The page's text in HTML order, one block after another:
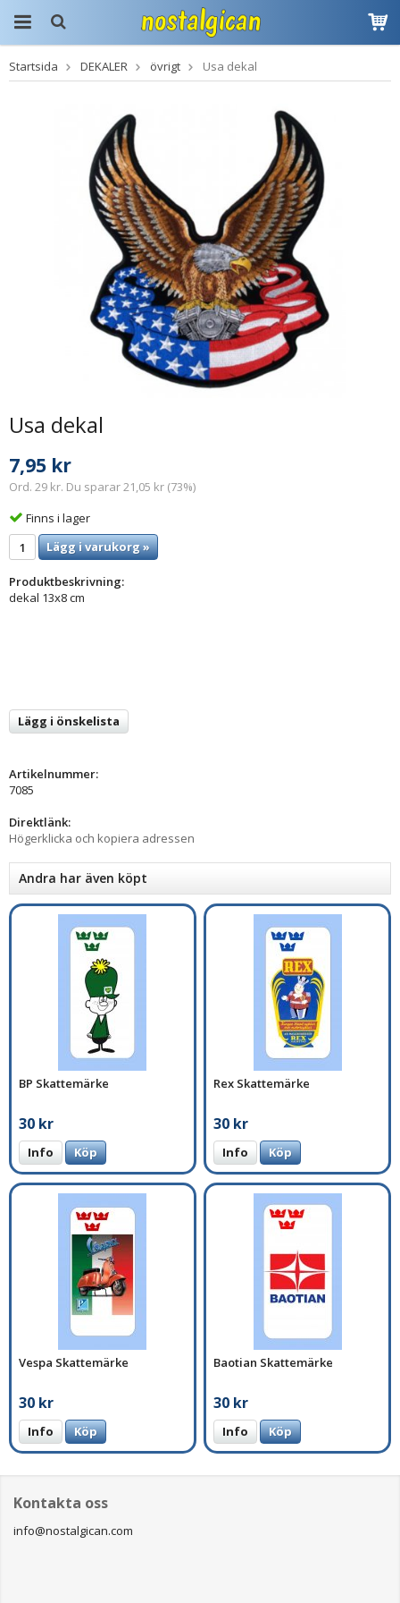
Produkten har blivit
tillagd i varukorgen
Startsida DEKALER övrigt Usa dekal
Usa dekal
7,95 kr
Ord. 29 kr. Du sparar 21,05 kr (73%)
Finns i lager
Lägg i varukorg »
Produktbeskrivning:
dekal 13x8 cm
Lägg i önskelista
Artikelnummer:
7085
Direktlänk:
Högerklicka och kopiera adressen
Andra har även köpt
BP Skattemärke
30 kr
Info Köp
Rex Skattemärke
30 kr
Info Köp
Vespa Skattemärke
30 kr
Info Köp
Baotian Skattemärke
30 kr
Info Köp
Kontakta oss
info@nostalgican.com